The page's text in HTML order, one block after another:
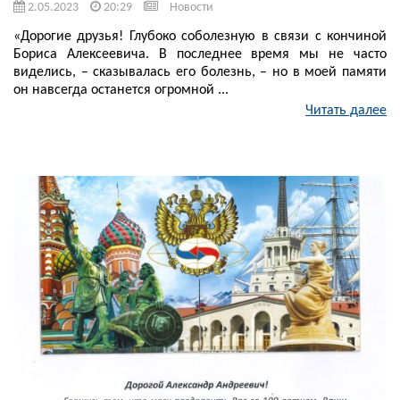
2.05.2023 20:29 Новости
«Дорогие друзья! Глубоко соболезную в связи с кончиной
Бориса Алексеевича. В последнее время мы не часто
виделись, – сказывалась его болезнь, – но в моей памяти
он навсегда останется огромной ...
Читать далее